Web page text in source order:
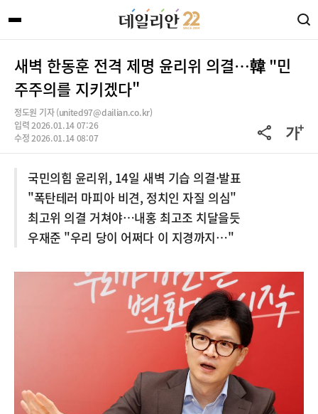
새벽 한동훈 전격 제명 윤리위 의결…韓 "민
주주의를 지키겠다"
정도원 기자 (united97@dailian.co.kr)
입력 2026.01.14 07:26
수정 2026.01.14 08:07
국민의힘 윤리위, 14일 새벽 기습 의결·발표
"폭탄테러 마피아 비견, 정치인 자질 의심"
최고위 의결 거쳐야…내홍 최고조 치달을듯
우재준 "우리 당이 어쩌다 이 지경까지…"